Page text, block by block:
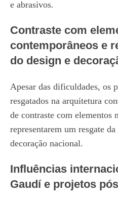
e abrasivos.
Contraste com
contemporâneos e
do design e
Apesar das dificuldades, os
resgatados na arquitetura
de contraste com elementos
representarem um resgate
decoração nacional.
Influências
Gaudí e projetos